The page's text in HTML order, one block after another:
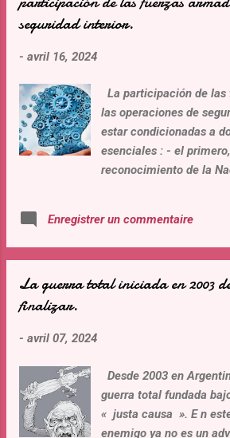
anos, y las prisiones
condenas firmes,
óptica de los Derechos
de derecho, el orden
la economía y el gasto
este época de crisis y
seguridad interior.
- avril 16, 2024
La participación de las
las operaciones de
estar condicionadas a
esenciales : - el
reconocimiento de la
servicios que prestaran
garantizando la
historia y sufrimiento
derecho deben formular
sine qua non el
fuerzas armadas que
Enregistrer un commentaire
La guerra total iniciada en 2003
finalizar.
- avril 07, 2024
Desde 2003 en
guerra total fundada
« justa causa ». E n
enemigo ya no es un